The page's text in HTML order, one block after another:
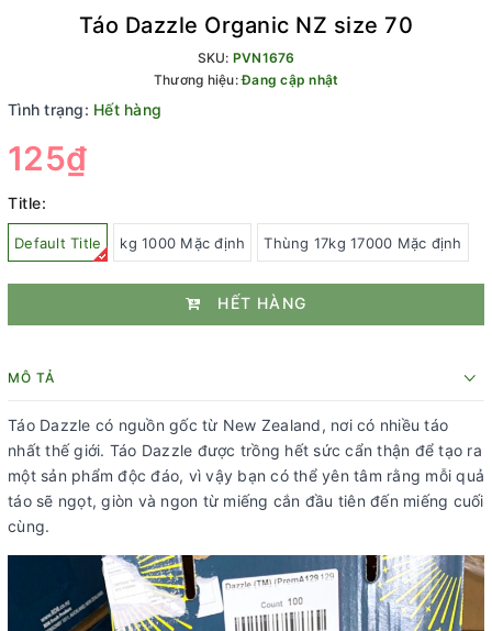
Táo Dazzle Organic NZ size 70
SKU: PVN1676
Thương hiệu:Đang cập nhật
Tình trạng: Hết hàng
125₫
Title:
Default Title kg 1000 Mặc định Thùng 17kg 17000 Mặc định
HẾT HÀNG
MÔ TẢ
Táo Dazzle có nguồn gốc từ New Zealand, nơi có nhiều táo
nhất thế giới. Táo Dazzle được trồng hết sức cẩn thận để tạo ra
một sản phẩm độc đáo, vì vậy bạn có thể yên tâm rằng mỗi quả
táo sẽ ngọt, giòn và ngon từ miếng cắn đầu tiên đến miếng cuối
cùng.